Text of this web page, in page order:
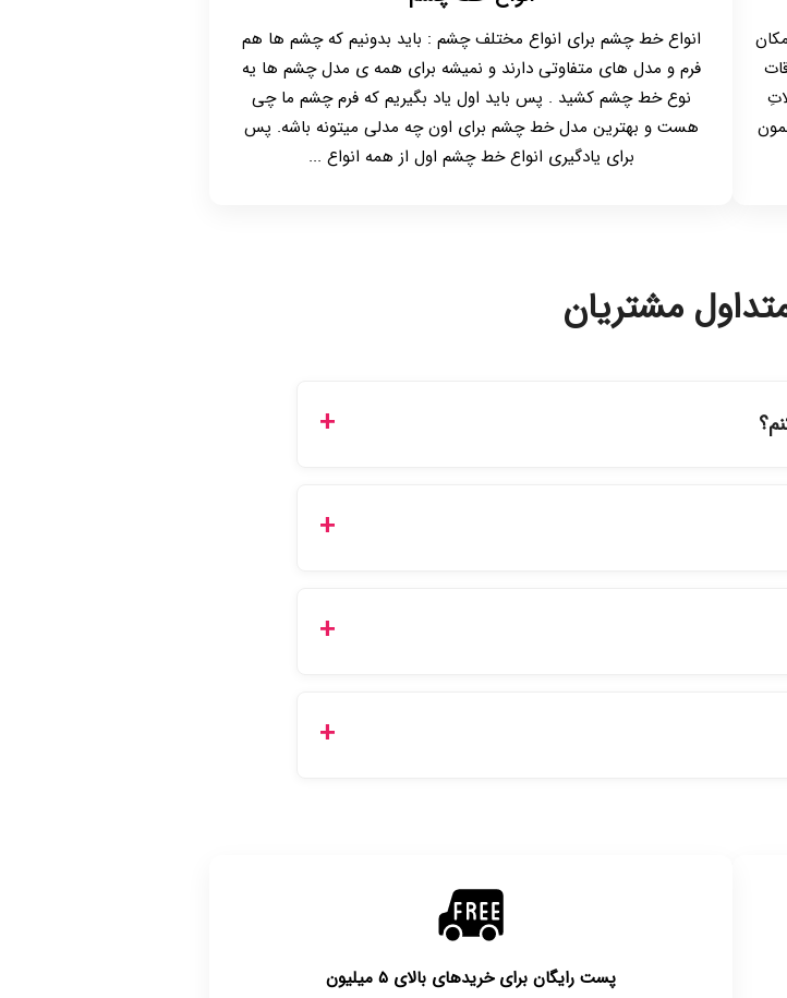
انواع خط چشم برای انواع مختلف چشم : باید بدونیم که چشم ها هم
فرم و مدل های متفاوتی دارند و نمیشه برای همه ی مدل چشم ها یه
نوع خط چشم کشید . پس باید اول یاد بگیریم که فرم چشم ما چی
هست و بهترین مدل خط چشم برای اون چه مدلی میتونه باشه. پس
برای یادگیری انواع خط چشم اول از همه انواع ...
مشتریان
پست رایگان برای خریدهای بالای ۵ میلیون